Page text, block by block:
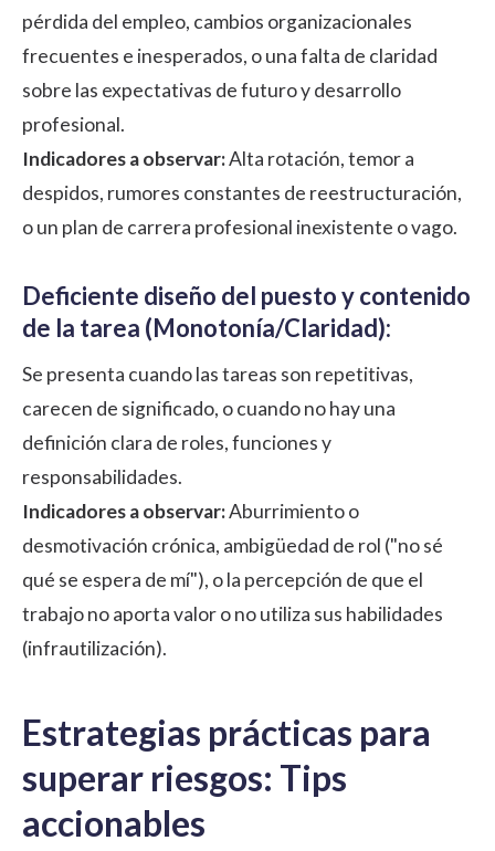
pérdida del empleo, cambios organizacionales
frecuentes e inesperados, o una falta de claridad
sobre las expectativas de futuro y desarrollo
profesional.
Indicadores a observar:Alta rotación, temor a
despidos, rumores constantes de reestructuración,
o un plan de carrera profesional inexistente o vago.
Deficiente diseño del puesto y contenido
de la tarea (Monotonía/Claridad):
Se presenta cuando las tareas son repetitivas,
carecen de significado, o cuando no hay una
definición clara de roles, funciones y
responsabilidades.
Indicadores a observar:Aburrimiento o
desmotivación crónica, ambigüedad de rol ("no sé
qué se espera de mí"), o la percepción de que el
trabajo no aporta valor o no utiliza sus habilidades
(infrautilización).
Estrategias prácticas para
superar riesgos: Tips
accionables